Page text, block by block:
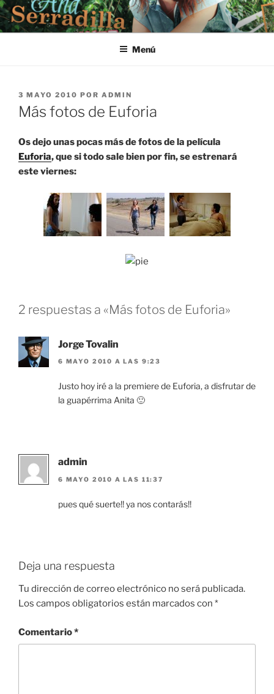
Saltar
al
contenido
Menú
PUBLICADO
EL
3 MAYO 2010 POR ADMIN
Más fotos de Euforia
Os dejo unas pocas más de fotos de la película
Euforia, que si todo sale bien por fin, se estrenará
este viernes:
2 respuestas a «Más fotos de Euforia»
Jorge Tovalin
6 MAYO 2010 A LAS 9:23
Justo hoy iré a la premiere de Euforia, a disfrutar de
la guapérrima Anita 🙂
admin
6 MAYO 2010 A LAS 11:37
pues qué suerte!! ya nos contarás!!
Deja una respuesta
Tu dirección de correo electrónico no será publicada.
Los campos obligatorios están marcados con *
Comentario*